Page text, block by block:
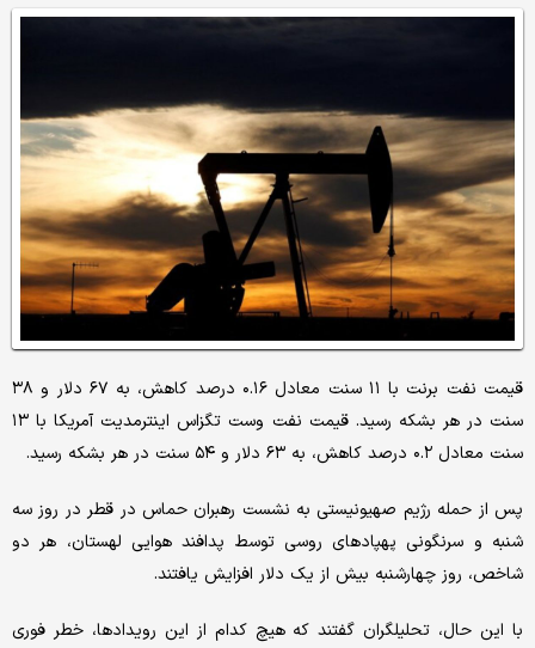
قیمت نفت برنت با ۱۱ سنت معادل ۰.۱۶ درصد کاهش، به ۶۷ دلار و ۳۸
سنت در هر بشکه رسید. قیمت نفت وست تگزاس اینترمدیت آمریکا با ۱۳
سنت معادل ۰.۲ درصد کاهش، به ۶۳ دلار و ۵۴ سنت در هر بشکه رسید.
پس از حمله رژیم صهیونیستی به نشست رهبران حماس در قطر در روز سه
شنبه و سرنگونی پهپادهای روسی توسط پدافند هوایی لهستان، هر دو
شاخص، روز چهارشنبه بیش از یک دلار افزایش یافتند.
با این حال، تحلیلگران گفتند که هیچ کدام از این رویدادها، خطر فوری